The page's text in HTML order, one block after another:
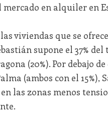
mercado en alquiler en
las viviendas que se
supone el 37%
(20%). Por debajo
(ambos con el 15%),
las zonas menos